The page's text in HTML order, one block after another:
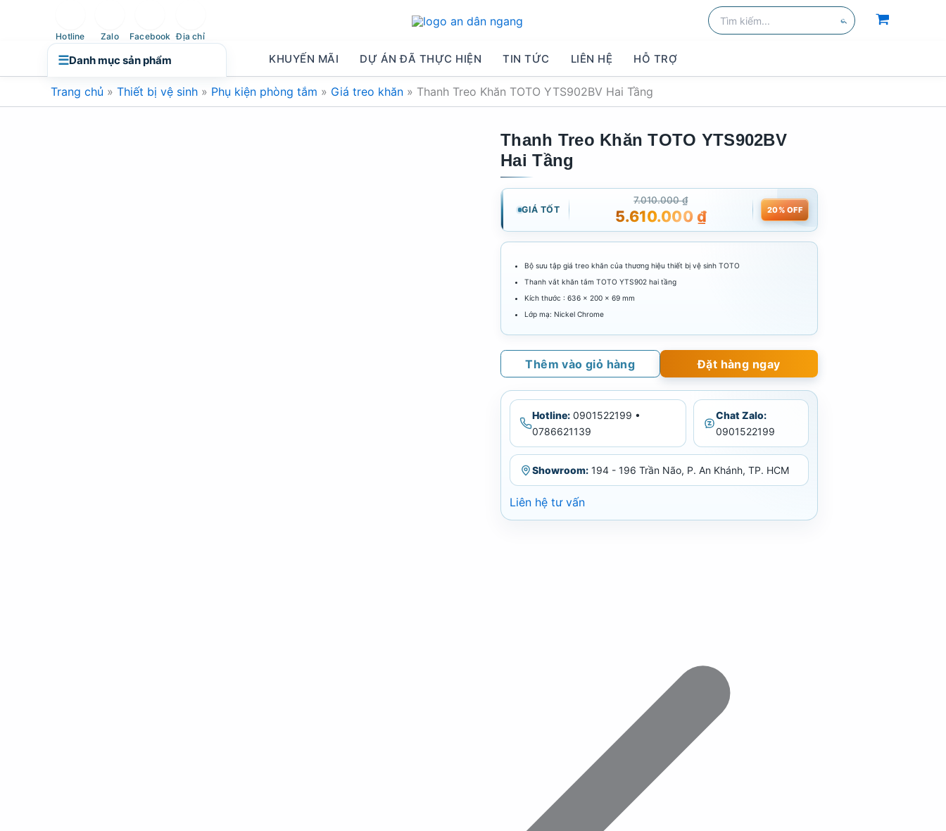
☰Danh mục sản phẩm
Hotline Zalo Facebook Địa chỉ
Tìm
kiếm:
KHUYẾN MÃI DỰ ÁN ĐÃ THỰC HIỆN TIN TỨC LIÊN HỆ HỖ TRỢ
Trang chủ » Thiết bị vệ sinh » Phụ kiện phòng tắm » Giá treo khăn » Thanh Treo Khăn TOTO YTS902BV Hai Tầng
Thanh Treo Khăn TOTO YTS902BV
Hai Tầng
GIÁ TỐT
7.010.000₫
5.610.000₫ 20% OFF
Bộ sưu tập giá treo khăn của thương hiệu thiết bị vệ sinh TOTO
Thanh vắt khăn tắm TOTO YTS902 hai tầng
Kích thước : 636 × 200 x 69 mm
Lớp mạ: Nickel Chrome
Thêm vào giỏ hàng Đặt hàng ngay
Hotline: 0901522199 •
0786621139
Chat Zalo:
0901522199
Showroom: 194 - 196 Trần Não, P. An Khánh, TP. HCM
Liên hệ tư vấn